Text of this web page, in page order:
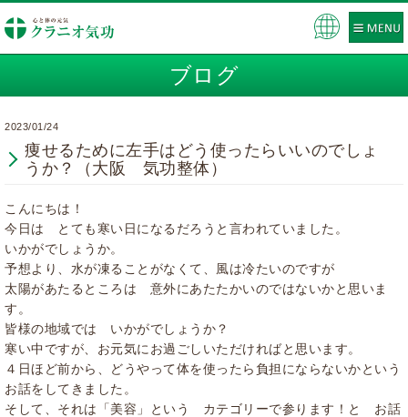
ブログ
2023/01/24
痩せるために左手はどう使ったらいいのでしょ
うか？（大阪 気功整体）
こんにちは！
今日は とても寒い日になるだろうと言われていました。
いかがでしょうか。
予想より、水が凍ることがなくて、風は冷たいのですが
太陽があたるところは 意外にあたたかいのではないかと思いま
す。
皆様の地域では いかがでしょうか？
寒い中ですが、お元気にお過ごしいただければと思います。
４日ほど前から、どうやって体を使ったら負担にならないかという
お話をしてきました。
そして、それは「美容」という カテゴリーで参ります！と お話